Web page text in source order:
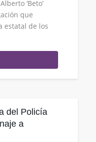
‘Beto’
que
estatal de los
del Policía
a